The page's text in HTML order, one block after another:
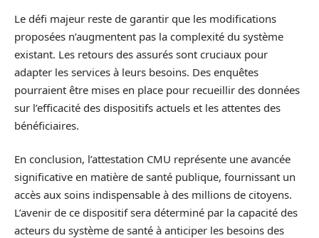
Le défi majeur reste de garantir que les modifications
proposées n’augmentent pas la complexité du système
existant. Les retours des assurés sont cruciaux pour
adapter les services à leurs besoins. Des enquêtes
pourraient être mises en place pour recueillir des données
sur l’efficacité des dispositifs actuels et les attentes des
bénéficiaires.
En conclusion, l’attestation CMU représente une avancée
significative en matière de santé publique, fournissant un
accès aux soins indispensable à des millions de citoyens.
L’avenir de ce dispositif sera déterminé par la capacité des
acteurs du système de santé à anticiper les besoins des